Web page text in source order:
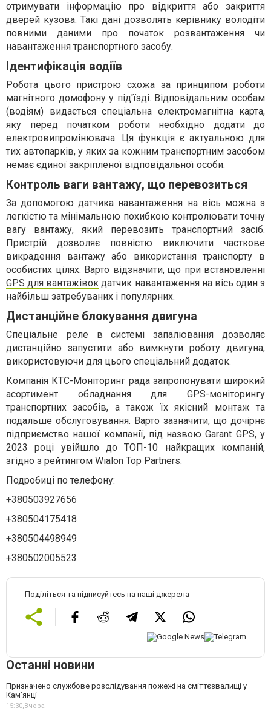
отримувати інформацію про відкриття або закриття
дверей кузова. Такі дані дозволять керівнику володіти
повними даними про початок розвантаження чи
навантаження транспортного засобу.
Ідентифікація водіїв
Робота цього пристрою схожа за принципом роботи
магнітного домофону у під'їзді. Відповідальним особам
(водіям) видається спеціальна електромагнітна карта,
яку перед початком роботи необхідно додати до
електровипромінювача. Ця функція є актуальною для
тих автопарків, у яких за кожним транспортним засобом
немає єдиної закріпленої відповідальної особи.
Контроль ваги вантажу, що перевозиться
За допомогою датчика навантаження на вісь можна з
легкістю та мінімальною похибкою контролювати точну
вагу вантажу, який перевозить транспортний засіб.
Пристрій дозволяє повністю виключити часткове
викрадення вантажу або використання транспорту в
особистих цілях. Варто відзначити, що при встановленні
GPS для вантажівок датчик навантаження на вісь один з
найбільш затребуваних і популярних.
Дистанційне блокування двигуна
Спеціальне реле в системі запалювання дозволяє
дистанційно запустити або вимкнути роботу двигуна,
використовуючи для цього спеціальний додаток.
Компанія КТС-Моніторинг рада запропонувати широкий
асортимент обладнання для GPS-моніторингу
транспортних засобів, а також їх якісний монтаж та
подальше обслуговування. Варто зазначити, що дочірнє
підприємство нашої компанії, під назвою Garant GPS, у
2023 році увійшло до ТОП-10 найкращих компаній,
згідно з рейтингом Wialon Top Partners.
Подробиці по телефону:
+380503927656
+380504175418
+380504498949
+380502005523
Поділіться та підписуйтесь на наші джерела
Останні новини
Призначено службове розслідування пожежі на сміттєзвалищі у
Кам’янці
15:30, Вчора